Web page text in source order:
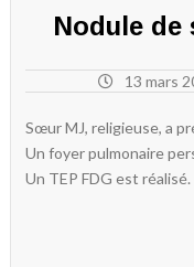
Nodule de
13 mars
Sœur MJ, religieuse, a
Un foyer pulmonaire
Un TEP FDG est réalisé.